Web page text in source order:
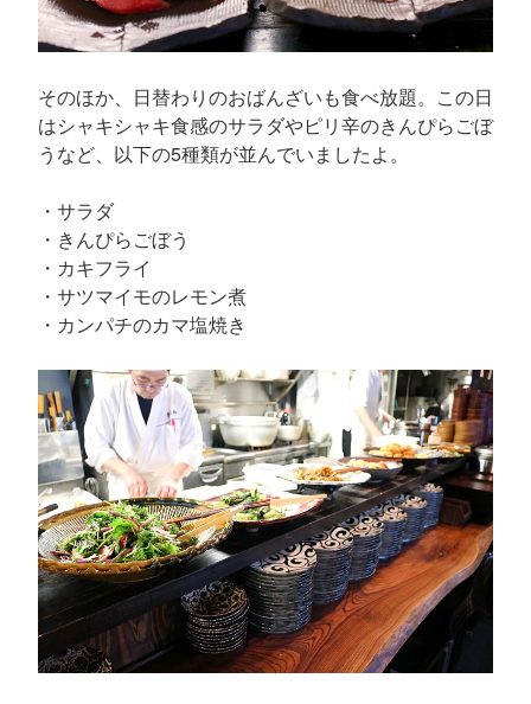
そのほか、日替わりのおばんざいも食べ放題。この日
はシャキシャキ食感のサラダやピリ辛のきんぴらごぼ
うなど、以下の5種類が並んでいましたよ。
・サラダ
・きんぴらごぼう
・カキフライ
・サツマイモのレモン煮
・カンパチのカマ塩焼き